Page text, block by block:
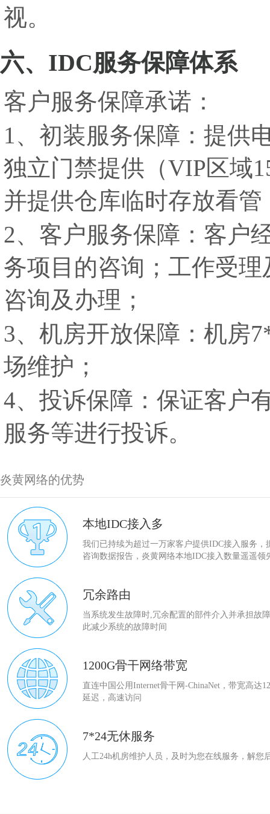
视。
六、IDC服务保障体系
客户服务保障承诺：
1、初装服务保障：提供
独立门禁提供（VIP区域
并提供仓库临时存放看管
2、客户服务保障：客户
务项目的咨询；工作受
咨询及办理；
3、机房开放保障：机房
场维护；
4、投诉保障：保证客户
服务等进行投诉。
炎黄网络的优势
本地IDC接入多
我们已持续为超过一万家客户提供IDC接入服务，
咨询数据报告，炎黄网络本地IDC接入数量遥遥领
冗余路由
当系统发生故障时,冗余配置的部件介入并承担故
此减少系统的故障时间
1200G骨干网络带宽
直连中国公用Internet骨干网-ChinaNet，带宽高达
延迟，高速访问
7*24无休服务
人工24h机房维护人员，及时为您在线服务，解您